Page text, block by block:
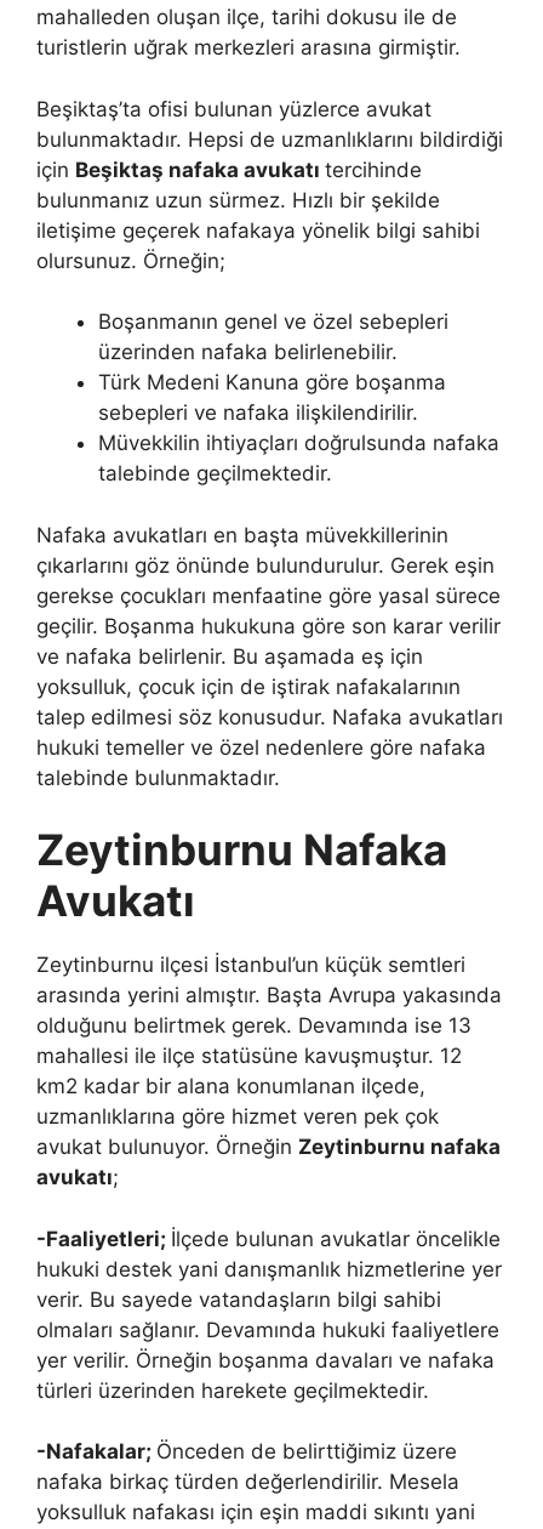
mahalleden oluşan ilçe, tarihi dokusu ile de
turistlerin uğrak merkezleri arasına girmiştir.
Beşiktaş’ta ofisi bulunan yüzlerce avukat
bulunmaktadır. Hepsi de uzmanlıklarını bildirdiği
için Beşiktaş nafaka avukatı tercihinde
bulunmanız uzun sürmez. Hızlı bir şekilde
iletişime geçerek nafakaya yönelik bilgi sahibi
olursunuz. Örneğin;
Boşanmanın genel ve özel sebepleri
üzerinden nafaka belirlenebilir.
Türk Medeni Kanuna göre boşanma
sebepleri ve nafaka ilişkilendirilir.
Müvekkilin ihtiyaçları doğrulsunda nafaka
talebinde geçilmektedir.
Nafaka avukatları en başta müvekkillerinin
çıkarlarını göz önünde bulundurulur. Gerek eşin
gerekse çocukları menfaatine göre yasal sürece
geçilir. Boşanma hukukuna göre son karar verilir
ve nafaka belirlenir. Bu aşamada eş için
yoksulluk, çocuk için de iştirak nafakalarının
talep edilmesi söz konusudur. Nafaka avukatları
hukuki temeller ve özel nedenlere göre nafaka
talebinde bulunmaktadır.
Zeytinburnu Nafaka
Avukatı
Zeytinburnu ilçesi İstanbul’un küçük semtleri
arasında yerini almıştır. Başta Avrupa yakasında
olduğunu belirtmek gerek. Devamında ise 13
mahallesi ile ilçe statüsüne kavuşmuştur. 12
km2 kadar bir alana konumlanan ilçede,
uzmanlıklarına göre hizmet veren pek çok
avukat bulunuyor. Örneğin Zeytinburnu nafaka
avukatı;
-Faaliyetleri; İlçede bulunan avukatlar öncelikle
hukuki destek yani danışmanlık hizmetlerine yer
verir. Bu sayede vatandaşların bilgi sahibi
olmaları sağlanır. Devamında hukuki faaliyetlere
yer verilir. Örneğin boşanma davaları ve nafaka
türleri üzerinden harekete geçilmektedir.
-Nafakalar; Önceden de belirttiğimiz üzere
nafaka birkaç türden değerlendirilir. Mesela
yoksulluk nafakası için eşin maddi sıkıntı yani